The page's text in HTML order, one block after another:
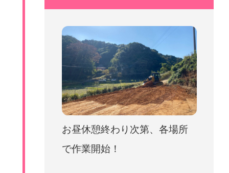
お昼休憩終わり次第、各場所
で作業開始！